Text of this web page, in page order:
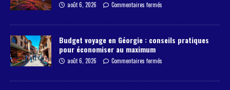
août 6, 2026 Commentaires fermés
Budget voyage en Géorgie : conseils pratiques
pour économiser au maximum
août 6, 2026 Commentaires fermés